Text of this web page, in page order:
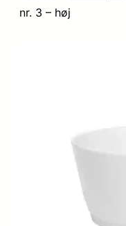
nr. 3 – høj